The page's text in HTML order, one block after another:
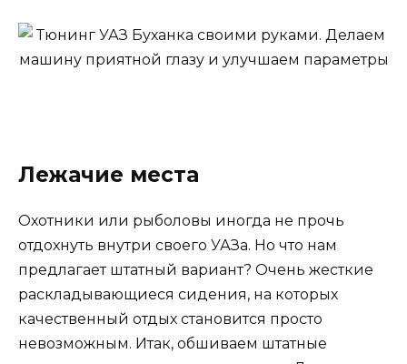
Лежачие места
Охотники или рыболовы иногда не прочь
отдохнуть внутри своего УАЗа. Но что нам
предлагает штатный вариант? Очень жесткие
раскладывающиеся сидения, на которых
качественный отдых становится просто
невозможным. Итак, обшиваем штатные